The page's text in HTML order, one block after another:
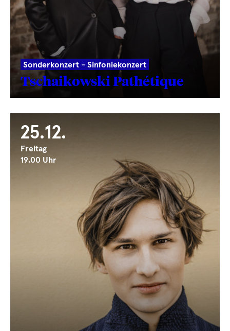
Sonderkonzert - Sinfoniekonzert
Tschaikowski Pathétique
25.12.
Freitag
19.00 Uhr